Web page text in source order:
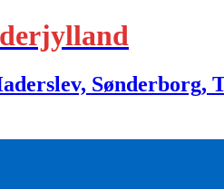
Sønderborg,